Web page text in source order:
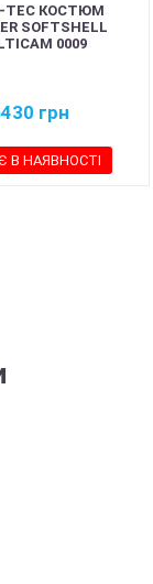
TEC КОСТЮМ
SOFTSHELL
0009
грн
В НАЯВНОСТІ